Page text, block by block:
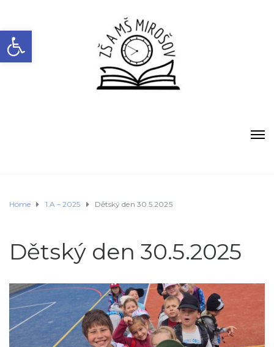
Open toolbar
Home 1.A – 2025 Dětský den 30.5.2025
Dětský den 30.5.2025